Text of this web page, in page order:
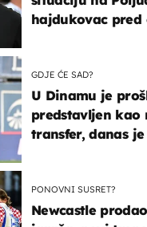
hajdukovac pred
GDJE ĆE SAD?
U Dinamu je
predstavljen kao
transfer, danas
PONOVNI SUSRET?
Newcastle